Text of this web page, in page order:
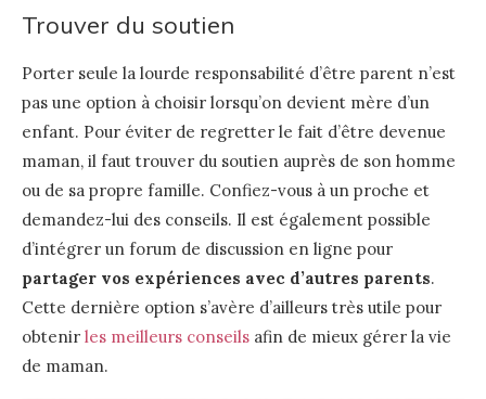
Trouver du soutien
Porter seule la lourde responsabilité d’être parent n’est
pas une option à choisir lorsqu’on devient mère d’un
enfant. Pour éviter de regretter le fait d’être devenue
maman, il faut trouver du soutien auprès de son homme
ou de sa propre famille. Confiez-vous à un proche et
demandez-lui des conseils. Il est également possible
d’intégrer un forum de discussion en ligne pour
partager vos expériences avec d’autres parents.
Cette dernière option s’avère d’ailleurs très utile pour
obtenir les meilleurs conseils afin de mieux gérer la vie
de maman.